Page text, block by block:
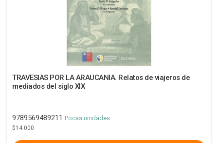
TRAVESIAS POR LA ARAUCANIA. Relatos de viajeros de
mediados del siglo XIX
9789569489211 Pocas unidades
$14.000